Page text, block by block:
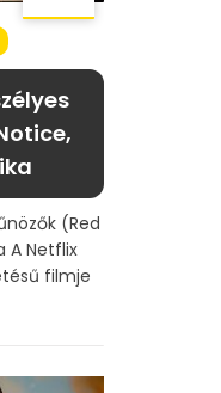
(Red
A Netflix
filmje